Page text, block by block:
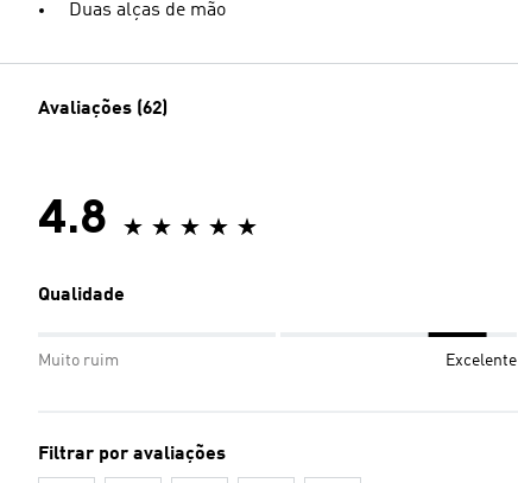
Duas alças de mão
Avaliações (62)
4.8
Qualidade
Muito ruim Excelente
Filtrar por avaliações